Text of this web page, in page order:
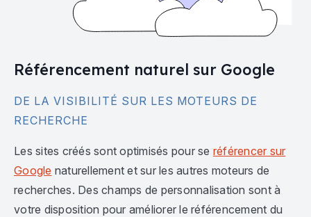
Référencement naturel sur Google
DE LA VISIBILITÉ SUR LES MOTEURS DE
RECHERCHE
Les sites créés sont optimisés pour se référencer sur
Google naturellement et sur les autres moteurs de
recherches. Des champs de personnalisation sont à
votre disposition pour améliorer le référencement du